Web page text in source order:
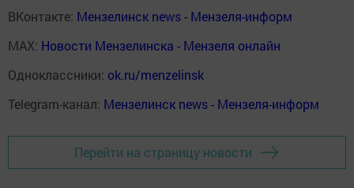
ВКонтакте: Мензелинск news - Мензеля-информ
MAX: Новости Мензелинска - Мензеля онлайн
Одноклассники: ok.ru/menzelinsk
Telegram-канал: Мензелинск news - Мензеля-информ
Перейти на страницу новости